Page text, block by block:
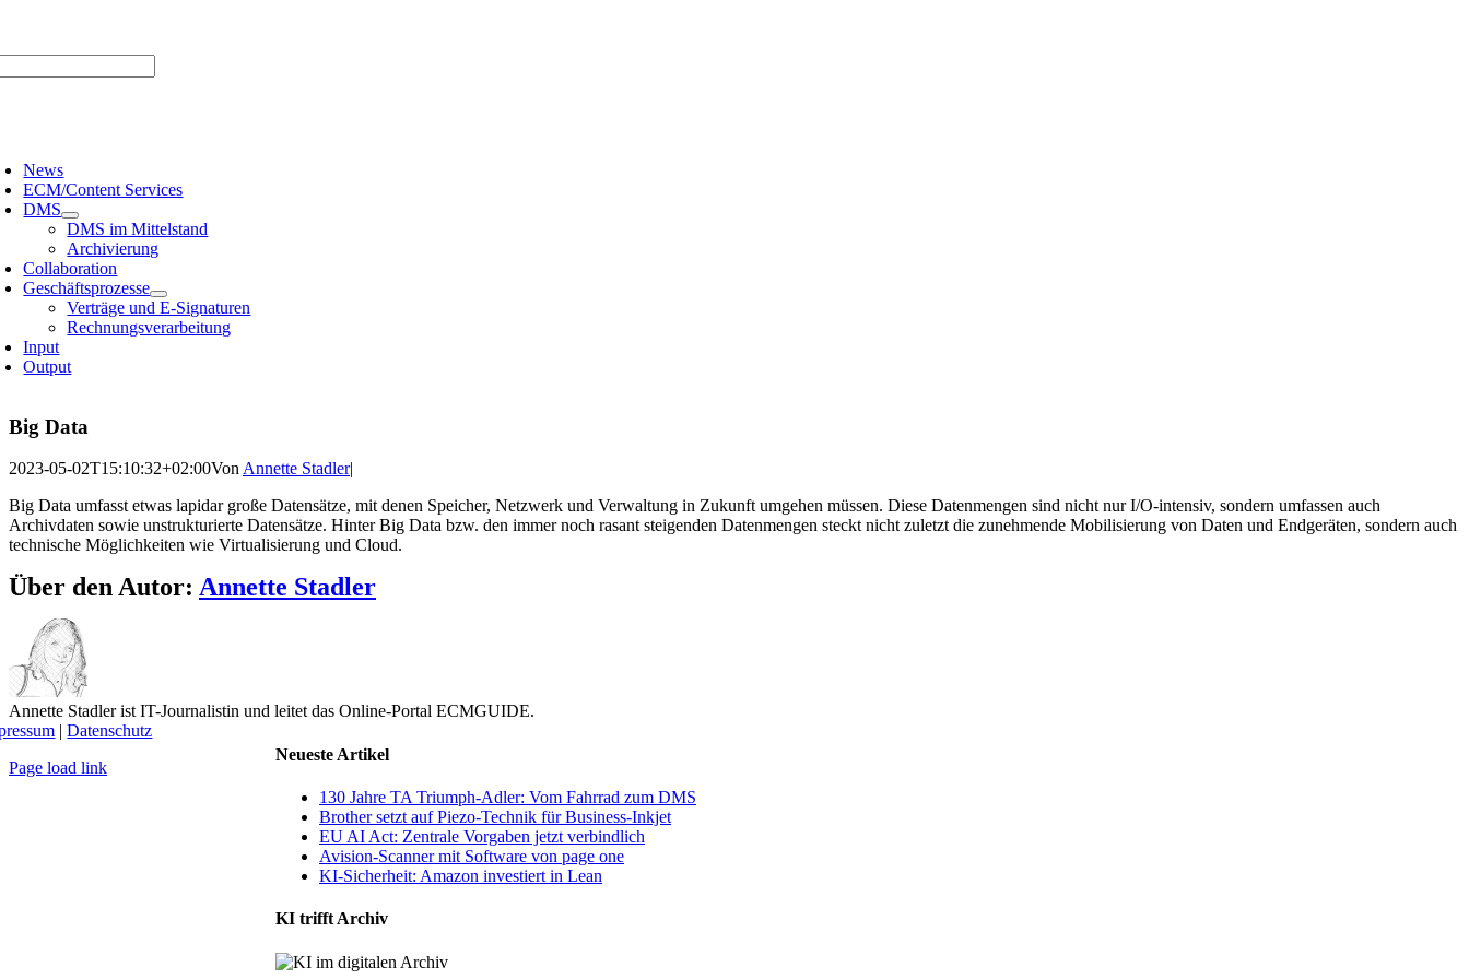
News
ECM/Content Services
DMS
DMS im Mittelstand
Archivierung
Collaboration
Geschäftsprozesse
Verträge und E-Signaturen
Rechnungsverarbeitung
Input
Output
Big Data
2023-05-02T15:10:32+02:00VonAnnette Stadler|
Big Data umfasst etwas lapidar große Datensätze, mit denen Speicher, Netzwerk und Verwaltung in Zukunft umgehen müssen. Diese Datenmengen sind nicht nur I/O-intensiv, sondern umfassen auch
Archivdaten sowie unstrukturierte Datensätze. Hinter Big Data bzw. den immer noch rasant steigenden Datenmengen steckt nicht zuletzt die zunehmende Mobilisierung von Daten und Endgeräten, sondern auch
technische Möglichkeiten wie Virtualisierung und Cloud.
Über den Autor: Annette Stadler
Annette Stadler ist IT-Journalistin und leitet das Online-Portal ECMGUIDE.
Neueste Artikel
130 Jahre TA Triumph-Adler: Vom Fahrrad zum DMS
Brother setzt auf Piezo-Technik für Business-Inkjet
EU AI Act: Zentrale Vorgaben jetzt verbindlich
Avision-Scanner mit Software von page one
KI-Sicherheit: Amazon investiert in Lean
KI trifft Archiv
|Datenschutz
Page load link